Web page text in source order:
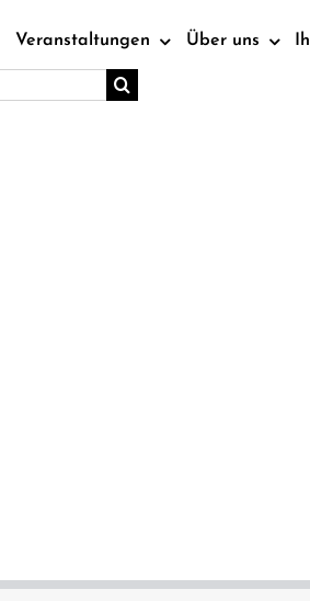
Veranstaltungen Über uns